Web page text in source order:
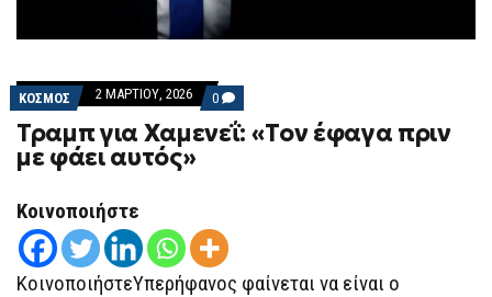
ΚΟΣΜΟΣ 2 ΜΑΡΤΊΟΥ, 2026 0 COMMENTS
ON
ΤΡΑΜΠ
ΓΙΑ
ΦΆΕΙ
ΑΥΤΌΣ»
Τραμπ για Χαμενεΐ: «Τον έφαγα πριν
με φάει αυτός»
Κοινοποιήστε
ΚοινοποιήστεΥπερήφανος φαίνεται να είναι ο